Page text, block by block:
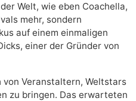
Welt, wie eben Coachella,
mehr, sondern
auf einem einmaligen
einer der Gründer von
Veranstaltern, Weltstars
zu bringen. Das erwarteten